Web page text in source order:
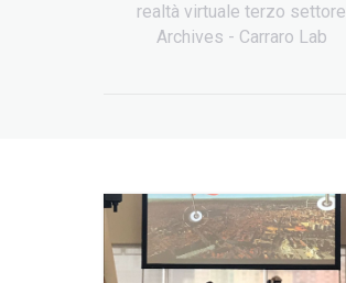
realtà virtuale terzo settore
Archives - Carraro Lab